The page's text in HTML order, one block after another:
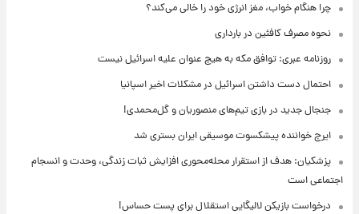
چرا هنگام خواب، مغز انرژی خود را خالی می‌کند؟
نحوه مصرف کافئین در بارداری
روزنامه عبری: توافق مکه به هیچ عنوان علیه اسرائیل نیست
احتمال دست داشتن اسرائیل در مشکلات اخیر اسپانیا
جنجال جدید در بازی تیم‌های منصوریان و گل‌محمدی!
ایرج خواننده پیشکسوت موسیقی ایران بستری شد
پزشکیان: هدف از استقرار محله‌محوری افزایش ثبات زندگی، وحدت و انسجام
اجتماعی است
درخواست بازیکن لالیگایی استقلال برای پست حساس!